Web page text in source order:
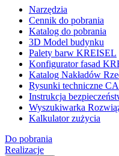
Narzędzia
Cennik do pobrania
Katalog do pobrania
3D Model budynku
Palety barw KREISEL
Konfigurator fasad
Katalog Nakładów
Rysunki techniczne
Instrukcja
Wyszukiwarka
Kalkulator zużycia
Do pobrania
Realizacje